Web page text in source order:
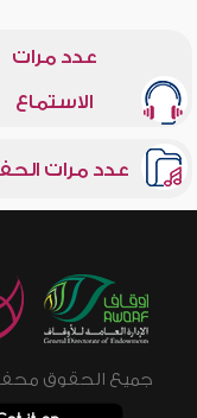
عدد مرات
الاستماع
عدد مرات
جميع الحقوق محفوظة © 2026 - 1998